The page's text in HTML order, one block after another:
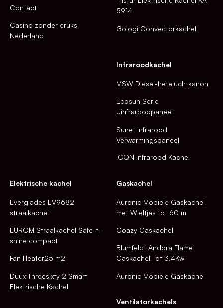
Contact
Casino zonder cruks
Nederland
5914
Gologi Convectorkachel
Infraroodkachel
MSW Diesel-heteluchtkanon
Ecosun Serie
Uinfraroodpaneel
Sunet Infrarood
Verwarmingspaneel
ICQN Infrarood Kachel
Elektrische kachel
Everglades EV9682
straalkachel
EUROM Straalkachel Safe-t-
shine compact
Fan Heater25 m2
Duux Threesixty 2 Smart
Elektrische Kachel
Gaskachel
Auronic Mobiele Gaskachel
met Wieltjes tot 60 m
Coazy Gaskachel
Blumfeldt Andora Flame
Gaskachel Tot 3,4Kw
Auronic Mobiele Gaskachel
Ventilatorkachels